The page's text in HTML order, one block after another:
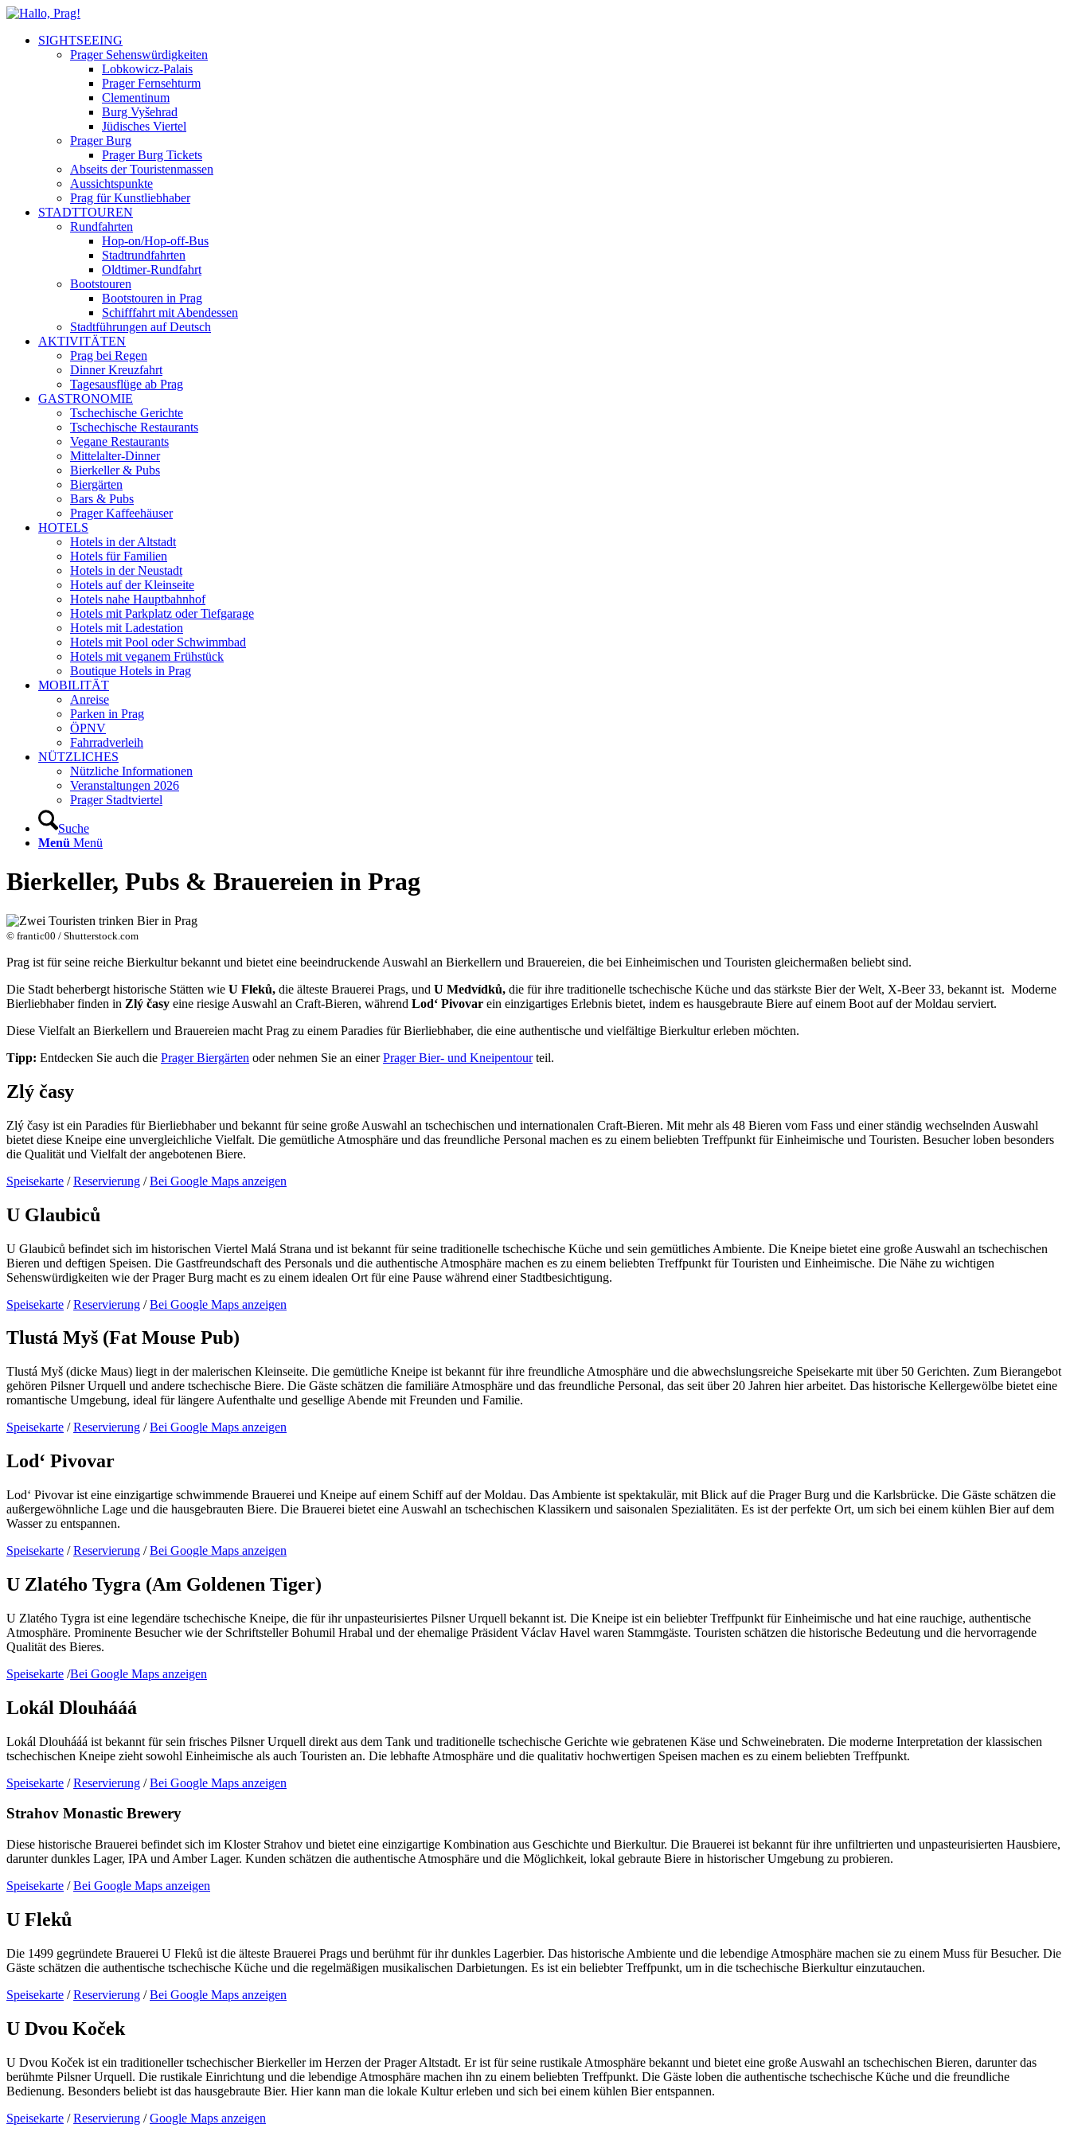
SIGHTSEEING
Prager Sehenswürdigkeiten
Lobkowicz-Palais
Prager Fernsehturm
Clementinum
Burg Vyšehrad
Jüdisches Viertel
Prager Burg
Prager Burg Tickets
Abseits der Touristenmassen
Aussichtspunkte
Prag für Kunstliebhaber
STADTTOUREN
Rundfahrten
Hop-on/Hop-off-Bus
Stadtrundfahrten
Oldtimer-Rundfahrt
Bootstouren
Bootstouren in Prag
Schifffahrt mit Abendessen
Stadtführungen auf Deutsch
AKTIVITÄTEN
Prag bei Regen
Dinner Kreuzfahrt
Tagesausflüge ab Prag
GASTRONOMIE
Tschechische Gerichte
Tschechische Restaurants
Vegane Restaurants
Mittelalter-Dinner
Bierkeller & Pubs
Biergärten
Bars & Pubs
Prager Kaffeehäuser
HOTELS
Hotels in der Altstadt
Hotels für Familien
Hotels in der Neustadt
Hotels auf der Kleinseite
Hotels nahe Hauptbahnhof
Hotels mit Parkplatz oder Tiefgarage
Hotels mit Ladestation
Hotels mit Pool oder Schwimmbad
Hotels mit veganem Frühstück
Boutique Hotels in Prag
MOBILITÄT
Anreise
Parken in Prag
ÖPNV
Fahrradverleih
NÜTZLICHES
Nützliche Informationen
Veranstaltungen 2026
Prager Stadtviertel
Suche
Menü Menü
Bierkeller, Pubs & Brauereien in Prag
© frantic00 / Shutterstock.com
Prag ist für seine reiche Bierkultur bekannt und bietet eine beeindruckende Auswahl an Bierkellern und Brauereien, die bei Einheimischen und Touristen gleichermaßen beliebt sind.
Die Stadt beherbergt historische Stätten wie U Fleků, die älteste Brauerei Prags, und U Medvídků, die für ihre traditionelle tschechische Küche und das stärkste Bier der Welt, X-Beer 33, bekannt ist. Moderne
Bierliebhaber finden in Zlý časy eine riesige Auswahl an Craft-Bieren, während Lod‘ Pivovar ein einzigartiges Erlebnis bietet, indem es hausgebraute Biere auf einem Boot auf der Moldau serviert.
Diese Vielfalt an Bierkellern und Brauereien macht Prag zu einem Paradies für Bierliebhaber, die eine authentische und vielfältige Bierkultur erleben möchten.
Tipp: Entdecken Sie auch die Prager Biergärten oder nehmen Sie an einerPrager Bier- und Kneipentourteil.
Zlý časy
Zlý časy ist ein Paradies für Bierliebhaber und bekannt für seine große Auswahl an tschechischen und internationalen Craft-Bieren. Mit mehr als 48 Bieren vom Fass und einer ständig wechselnden Auswahl
bietet diese Kneipe eine unvergleichliche Vielfalt. Die gemütliche Atmosphäre und das freundliche Personal machen es zu einem beliebten Treffpunkt für Einheimische und Touristen. Besucher loben besonders
die Qualität und Vielfalt der angebotenen Biere.
Speisekarte /Reservierung /Bei Google Maps anzeigen
U Glaubiců
U Glaubiců befindet sich im historischen Viertel Malá Strana und ist bekannt für seine traditionelle tschechische Küche und sein gemütliches Ambiente. Die Kneipe bietet eine große Auswahl an tschechischen
Bieren und deftigen Speisen. Die Gastfreundschaft des Personals und die authentische Atmosphäre machen es zu einem beliebten Treffpunkt für Touristen und Einheimische. Die Nähe zu wichtigen
Sehenswürdigkeiten wie der Prager Burg macht es zu einem idealen Ort für eine Pause während einer Stadtbesichtigung.
Speisekarte /Reservierung /Bei Google Maps anzeigen
Tlustá Myš (Fat Mouse Pub)
Tlustá Myš (dicke Maus) liegt in der malerischen Kleinseite. Die gemütliche Kneipe ist bekannt für ihre freundliche Atmosphäre und die abwechslungsreiche Speisekarte mit über 50 Gerichten. Zum Bierangebot
gehören Pilsner Urquell und andere tschechische Biere. Die Gäste schätzen die familiäre Atmosphäre und das freundliche Personal, das seit über 20 Jahren hier arbeitet. Das historische Kellergewölbe bietet eine
romantische Umgebung, ideal für längere Aufenthalte und gesellige Abende mit Freunden und Familie.
Speisekarte /Reservierung /Bei Google Maps anzeigen
Lod‘ Pivovar
Lod‘ Pivovar ist eine einzigartige schwimmende Brauerei und Kneipe auf einem Schiff auf der Moldau. Das Ambiente ist spektakulär, mit Blick auf die Prager Burg und die Karlsbrücke. Die Gäste schätzen die
außergewöhnliche Lage und die hausgebrauten Biere. Die Brauerei bietet eine Auswahl an tschechischen Klassikern und saisonalen Spezialitäten. Es ist der perfekte Ort, um sich bei einem kühlen Bier auf dem
Wasser zu entspannen.
Speisekarte /Reservierung /Bei Google Maps anzeigen
U Zlatého Tygra (Am Goldenen Tiger)
U Zlatého Tygra ist eine legendäre tschechische Kneipe, die für ihr unpasteurisiertes Pilsner Urquell bekannt ist. Die Kneipe ist ein beliebter Treffpunkt für Einheimische und hat eine rauchige, authentische
Atmosphäre. Prominente Besucher wie der Schriftsteller Bohumil Hrabal und der ehemalige Präsident Václav Havel waren Stammgäste. Touristen schätzen die historische Bedeutung und die hervorragende
Qualität des Bieres.
Speisekarte /Bei Google Maps anzeigen
Lokál Dlouhááá
Lokál Dlouhááá ist bekannt für sein frisches Pilsner Urquell direkt aus dem Tank und traditionelle tschechische Gerichte wie gebratenen Käse und Schweinebraten. Die moderne Interpretation der klassischen
tschechischen Kneipe zieht sowohl Einheimische als auch Touristen an. Die lebhafte Atmosphäre und die qualitativ hochwertigen Speisen machen es zu einem beliebten Treffpunkt.
Speisekarte /Reservierung /Bei Google Maps anzeigen
Strahov Monastic Brewery
Diese historische Brauerei befindet sich im Kloster Strahov und bietet eine einzigartige Kombination aus Geschichte und Bierkultur. Die Brauerei ist bekannt für ihre unfiltrierten und unpasteurisierten Hausbiere,
darunter dunkles Lager, IPA und Amber Lager. Kunden schätzen die authentische Atmosphäre und die Möglichkeit, lokal gebraute Biere in historischer Umgebung zu probieren.
Speisekarte /Bei Google Maps anzeigen
U Fleků
Die 1499 gegründete Brauerei U Fleků ist die älteste Brauerei Prags und berühmt für ihr dunkles Lagerbier. Das historische Ambiente und die lebendige Atmosphäre machen sie zu einem Muss für Besucher. Die
Gäste schätzen die authentische tschechische Küche und die regelmäßigen musikalischen Darbietungen. Es ist ein beliebter Treffpunkt, um in die tschechische Bierkultur einzutauchen.
Speisekarte /Reservierung /Bei Google Maps anzeigen
U Dvou Koček
U Dvou Koček ist ein traditioneller tschechischer Bierkeller im Herzen der Prager Altstadt. Er ist für seine rustikale Atmosphäre bekannt und bietet eine große Auswahl an tschechischen Bieren, darunter das
berühmte Pilsner Urquell. Die rustikale Einrichtung und die lebendige Atmosphäre machen ihn zu einem beliebten Treffpunkt. Die Gäste loben die authentische tschechische Küche und die freundliche
Bedienung. Besonders beliebt ist das hausgebraute Bier. Hier kann man die lokale Kultur erleben und sich bei einem kühlen Bier entspannen.
Speisekarte /Reservierung /Google Maps anzeigen